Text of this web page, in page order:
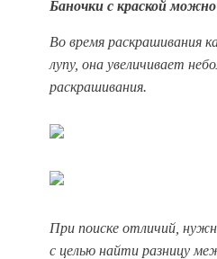
Баночки с краской
Во время раскрашивания
лупу, она увеличивает
раскрашивания.
При поиске отличий,
с целью найти разницу